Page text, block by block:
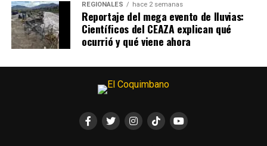
REGIONALES hace 2 semanas
Reportaje del mega evento de lluvias:
Científicos del CEAZA explican qué
ocurrió y qué viene ahora